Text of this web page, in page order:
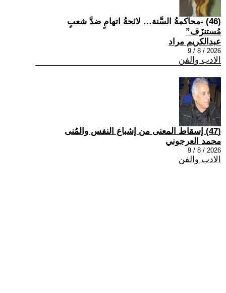
(46) -محاكمةُ السَّنة… لائحةُ اتهامٍ ضدَّ شعبٍ
مُستنزَف”
عبدالكريم مراد
2026 / 8 / 9
الادب والفن
(47) إسقاط المعنى من إشباع النفس والمُنى
محمد العرجوني
2026 / 8 / 9
الادب والفن